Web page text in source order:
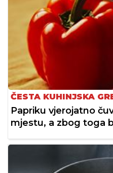
ČESTA KUHINJSKA
Papriku vjerojatno
mjestu, a zbog toga